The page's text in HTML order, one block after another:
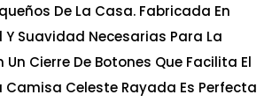
De La Casa. Fabricada En
Suavidad Necesarias Para La
Un Cierre De Botones Que Facilita El
Camisa Celeste Rayada Es Perfecta